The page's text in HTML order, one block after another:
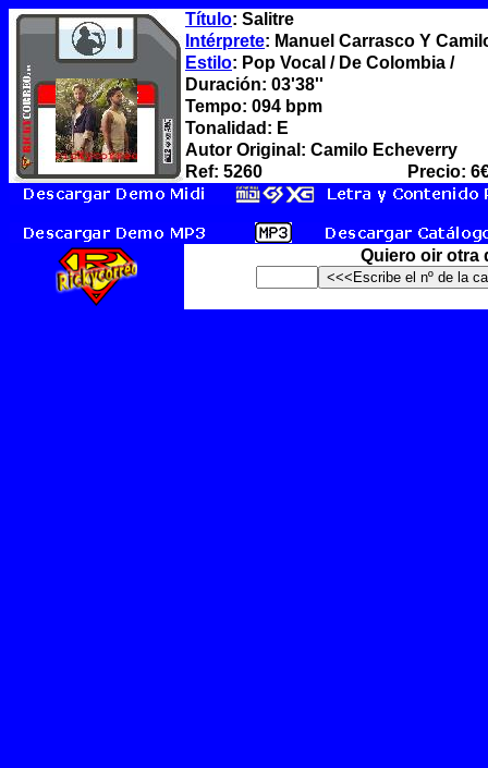
Título: Salitre
Intérprete: Manuel Carrasco Y
Estilo: Pop Vocal / De Colombia /
Duración: 03'38''
Tempo: 094 bpm
Tonalidad: E
Autor Original: Camilo Echeverry
Ref: 5260
Precio:
Quiero oir otra